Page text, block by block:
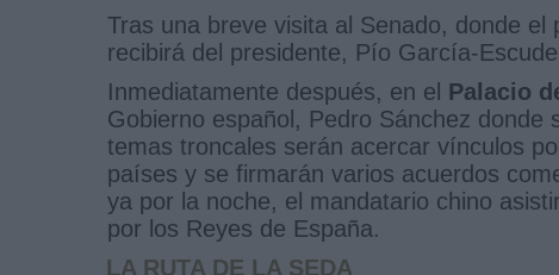
Tras una breve visita al Senado, donde
recibirá del presidente, Pío García-
Inmediatamente después, en el Palacio
Gobierno español, Pedro Sánchez
temas troncales serán acercar vínculos
países y se firmarán varios acuerdos
ya por la noche, el mandatario chino
por los Reyes de España.
LA RUTA DE LA SEDA